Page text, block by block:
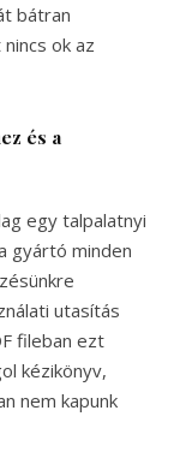
bátran
ok az
és a
egy talpalatnyi
gyártó minden
utasítás
fileban ezt
kézikönyv,
nem kapunk